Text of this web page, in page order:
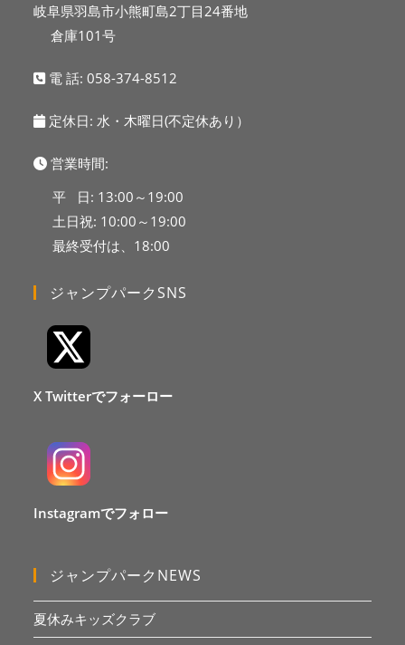
岐阜県羽島市小熊町島2丁目24番地
倉庫101号
電 話:058-374-8512
定休日: 水・木曜日(不定休あり）
営業時間:
平 日: 13:00～19:00
土日祝: 10:00～19:00
最終受付は、18:00
ジャンプパークSNS
X Twitterでフォーロー
Instagramでフォロー
ジャンプパークNEWS
夏休みキッズクラブ